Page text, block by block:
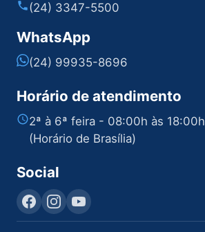
(24) 3347-5500
WhatsApp
(24) 99935-8696
Horário de atendimento
2ª à 6ª feira - 08:00h às 18:00h
(Horário de Brasília)
Social